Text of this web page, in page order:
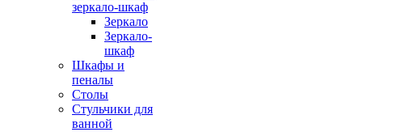
зеркало-шкаф
Зеркало
Зеркало-
шкаф
Шкафы и
пеналы
Столы
Стульчики для
ванной